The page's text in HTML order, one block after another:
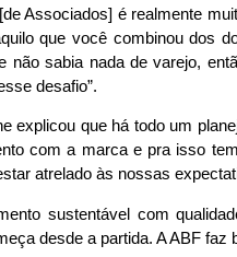
Associados] é realmente
que você combinou dos
não sabia nada de varejo,
desafio”.
explicou que há todo um
com a marca e pra isso
atrelado às nossas
sustentável com
desde a partida. A ABF